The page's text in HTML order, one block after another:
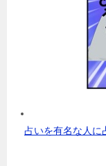
占いを有名な人に